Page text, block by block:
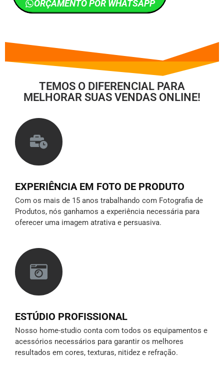
ORÇAMENTO POR WHATSAPP
TEMOS O DIFERENCIAL PARA
MELHORAR SUAS VENDAS ONLINE!
EXPERIÊNCIA EM FOTO DE PRODUTO
Com os mais de 15 anos trabalhando com Fotografia de
Produtos, nós ganhamos a experiência necessária para
oferecer uma imagem atrativa e persuasiva.
ESTÚDIO PROFISSIONAL
Nosso home-studio conta com todos os equipamentos e
acessórios necessários para garantir os melhores
resultados em cores, texturas, nitidez e refração.